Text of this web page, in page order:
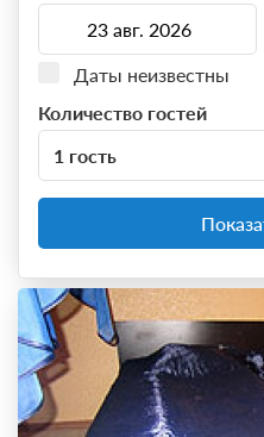
Даты неизвестны
Количество гостей
1 гость